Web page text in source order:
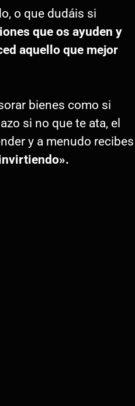
o que dudáis si
que os ayuden y
aquello que mejor
bienes como si
si no que te ata, el
y a menudo recibes